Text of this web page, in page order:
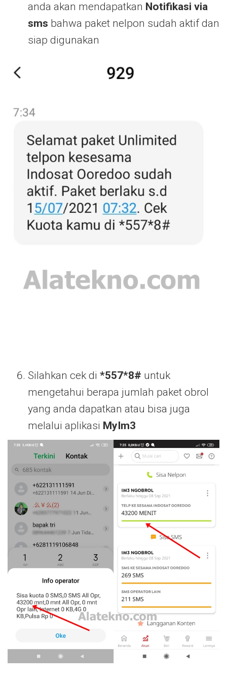
anda akan mendapatkan Notifikasi via
sms bahwa paket nelpon sudah aktif dan
siap digunakan
Silahkan cek di *557*8# untuk
mengetahui berapa jumlah paket obrol
yang anda dapatkan atau bisa juga
melalui aplikasi MyIm3